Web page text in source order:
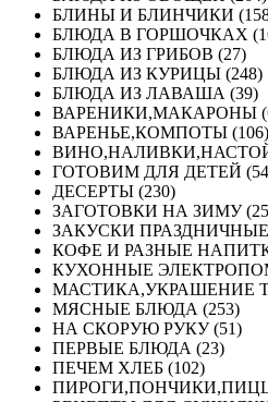
БЛИНЫ И БЛИНЧИКИ
БЛЮДА В ГОРШОЧКАХ
БЛЮДА ИЗ ГРИБОВ (27)
БЛЮДА ИЗ КУРИЦЫ (248)
БЛЮДА ИЗ ЛАВАША (39)
ВАРЕНИКИ,МАКАРОНЫ
ВАРЕНЬЕ,КОМПОТЫ (106)
ГОТОВИМ ДЛЯ ДЕТЕЙ
ДЕСЕРТЫ (230)
ЗАГОТОВКИ НА ЗИМУ
ЗАКУСКИ ПРАЗДНИЧНЫЕ
КОФЕ И РАЗНЫЕ
КУХОННЫЕ
МАСТИКА,УКРАШЕНИЕ
МЯСНЫЕ БЛЮДА (253)
НА СКОРУЮ РУКУ (51)
ПЕРВЫЕ БЛЮДА (23)
ПЕЧЕМ ХЛЕБ (102)